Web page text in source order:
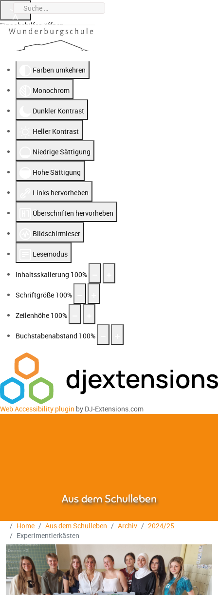
Eingabehilfen öffnen
Farben umkehren
Monochrom
Dunkler Kontrast
Heller Kontrast
Niedrige Sättigung
Hohe Sättigung
Links hervorheben
Überschriften hervorheben
Bildschirmleser
Lesemodus
Inhaltsskalierung 100%
Schriftgröße 100%
Zeilenhöhe 100%
Buchstabenabstand 100%
Web Accessibility plugin by DJ-Extensions.com
Suchen
Aus dem Schulleben
Home Aus dem Schulleben Archiv
2024/25
Experimentierkästen